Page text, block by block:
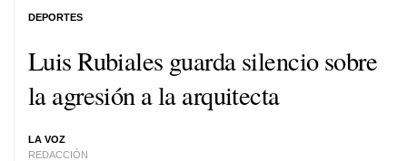
Luis Rubiales guarda silencio sobre
la agresión a la arquitecta
LA VOZ
REDACCIÓN
DEPORTES